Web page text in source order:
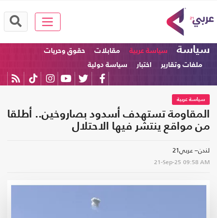
سياسة سياسة عربية مقابلات
حقوق وحريات
ملفات وتقارير
اختبار سياسة دولية
سياسة عربية
المقاومة تستهدف أسدود بصاروخين.. أطلقا
من مواقع ينتشر فيها الاحتلال
لندن– عربي21
21-Sep-25 09:58 AM